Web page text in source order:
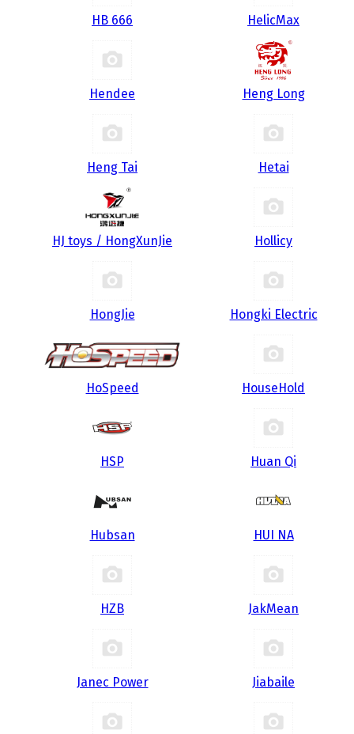
HB 666 HelicMax
Hendee Heng Long
Heng Tai Hetai
HJ toys / HongXunJie Hollicy
HongJie Hongki Electric
HoSpeed HouseHold
HSP Huan Qi
Hubsan HUI NA
HZB JakMean
Janec Power Jiabaile